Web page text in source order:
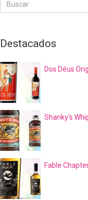
Buscar
Destacados
Dos Déus
Shanky's
Fable